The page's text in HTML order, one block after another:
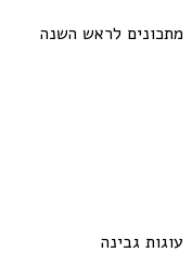
מתכונים לראש השנה
עוגות גבינה